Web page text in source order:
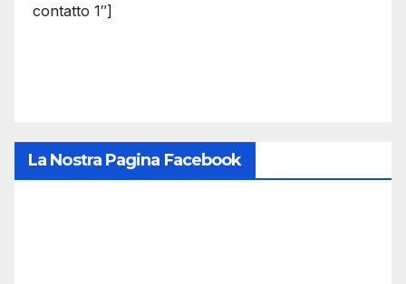
contatto 1″]
La Nostra Pagina Facebook